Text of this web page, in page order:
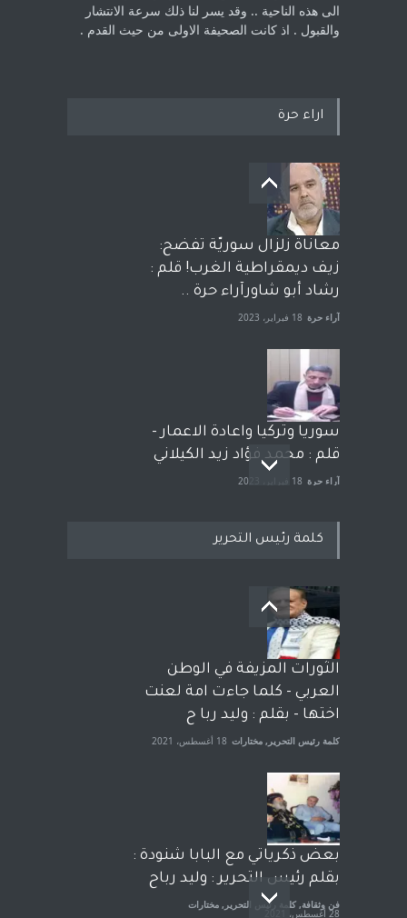
الى هذه الناحية .. وقد يسر لنا ذلك سرعة الانتشار
والقبول . اذ كانت ‏الصحيفة الاولى من حيث القدم . ‏
اراء حرة
معاناة زلزال سوريّة تفضح:
زيف ديمقراطية الغرب! قلم :
رشاد أبو شاورآراء حرة ..
آراء حرة 18 فبراير، 2023
سوريا وتركيا واعادة الاعمار -
قلم : محمد فؤاد زيد الكيلاني
آراء حرة 18 فبراير، 2023
بعد معارك قضائية طاحنة كتب
وترافع فيها بنفسه مرة اخرى..
الشيخ طارق يوسف يقهر
الحكومة الأمريكية ، فأعطوه
الجنسية عن يد وهم صاغرون،
آراء حرة مختارات 7 أبريل، 2023
كلمة رئيس التحرير
الثورات المزيفة في الوطن
العربي - كلما جاءت امة لعنت
اختها - بقلم : وليد ربا ح
كلمة رئيس التحرير , مختارات 18 أغسطس، 2021
بعض ذكرياتي مع البابا شنودة :
بقلم رئيس التحرير : وليد رباح
فن وثقافة, كلمة رئيس التحرير , مختارات
28 أغسطس، 2021